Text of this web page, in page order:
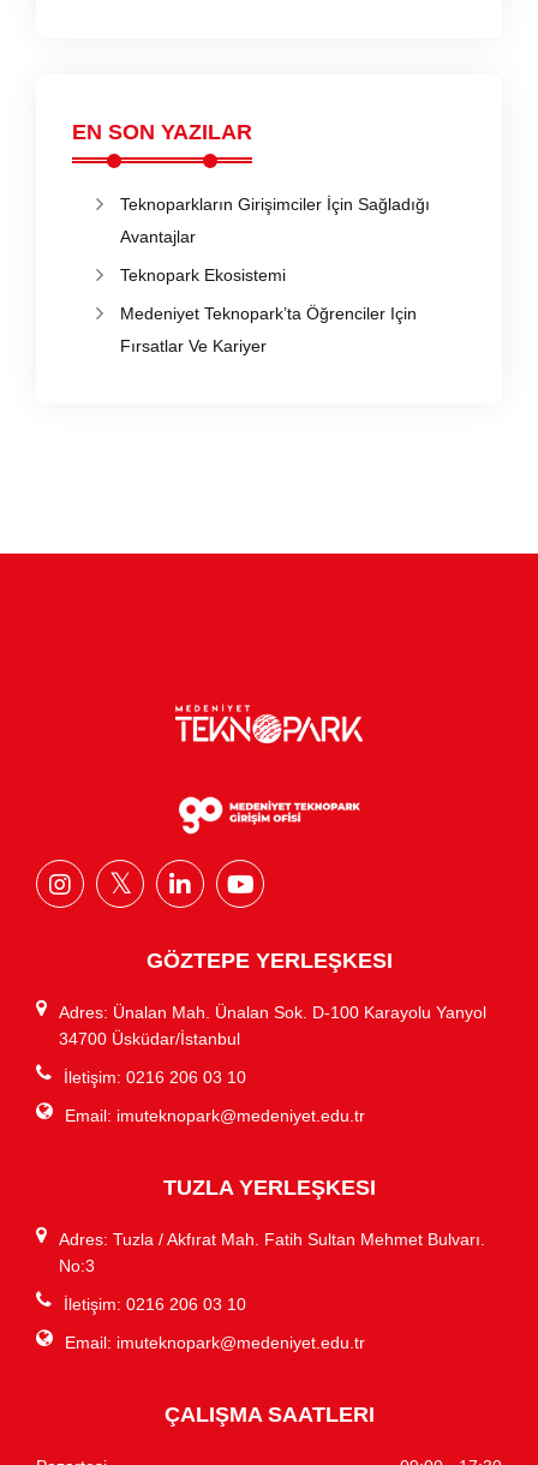
EN SON YAZILAR
Teknoparkların Girişimciler İçin Sağladığı
Avantajlar
Teknopark Ekosistemi
Medeniyet Teknopark’ta Öğrenciler Için
Fırsatlar Ve Kariyer
GÖZTEPE YERLEŞKESI
Adres: Ünalan Mah. Ünalan Sok. D-100 Karayolu Yanyol
34700 Üsküdar/İstanbul
İletişim: 0216 206 03 10
Email: imuteknopark@medeniyet.edu.tr
TUZLA YERLEŞKESI
Adres: Tuzla / Akfırat Mah. Fatih Sultan Mehmet Bulvarı.
No:3
İletişim: 0216 206 03 10
Email: imuteknopark@medeniyet.edu.tr
ÇALIŞMA SAATLERI